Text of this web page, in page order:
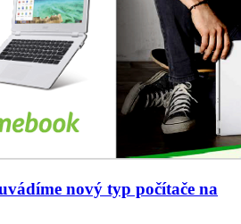
nový typ počítače na